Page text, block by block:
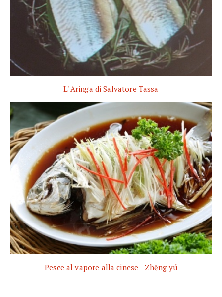
L' Aringa di Salvatore Tassa
Pesce al vapore alla cinese - Zhēng yú